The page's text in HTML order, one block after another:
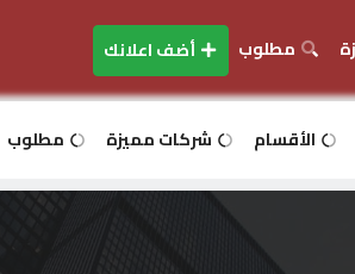
مطلوب أضف اعلانك
الأقسام شركات مميزة مطلوب